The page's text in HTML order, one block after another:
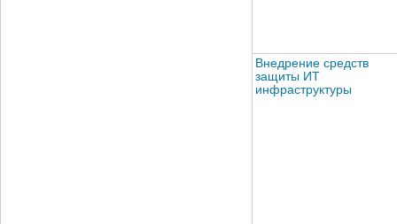
Внедрение средств
защиты ИТ
инфраструктуры